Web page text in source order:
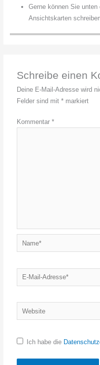
Gerne können Sie
Ansichtskarten
Schreibe einen
Deine E-Mail-Adresse wird
Felder sind mit* markiert
Kommentar*
Name*
E-
Mail-
Website
Ich habe die